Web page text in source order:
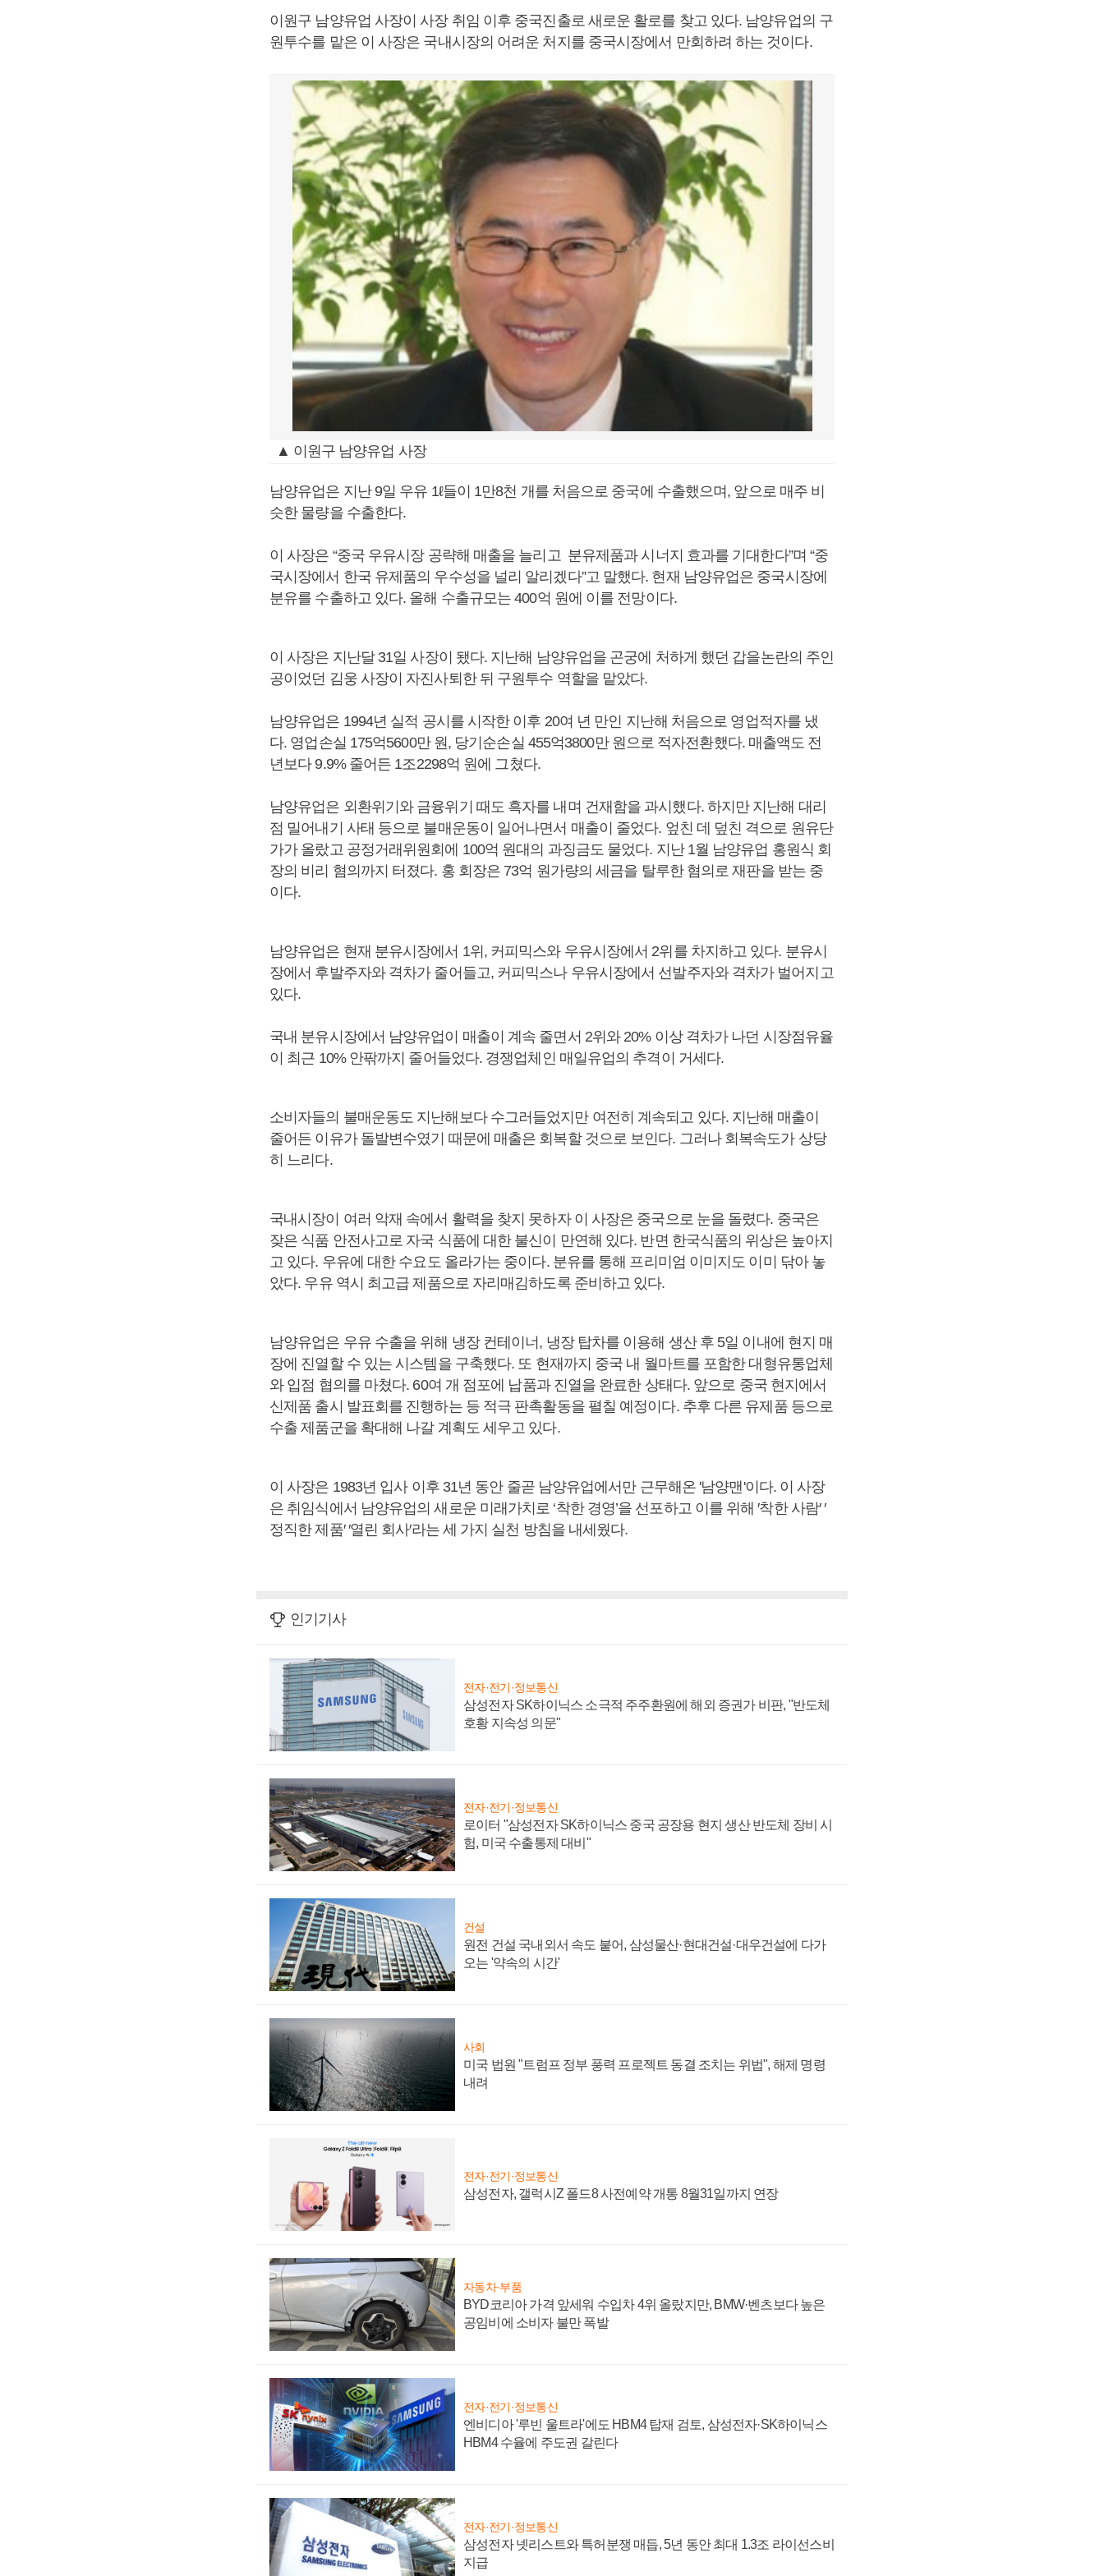
이원구 남양유업 사장이 사장 취임 이후 중국진출로 새로운 활로를 찾고 있다. 남양유업의 구
원투수를 맡은 이 사장은 국내시장의 어려운 처지를 중국시장에서 만회하려 하는 것이다.
▲ 이원구 남양유업 사장
남양유업은 지난 9일 우유 1ℓ들이 1만8천 개를 처음으로 중국에 수출했으며, 앞으로 매주 비
슷한 물량을 수출한다.
이 사장은 “중국 우유시장 공략해 매출을 늘리고 분유제품과 시너지 효과를 기대한다”며 “중
국시장에서 한국 유제품의 우수성을 널리 알리겠다”고 말했다. 현재 남양유업은 중국시장에
분유를 수출하고 있다. 올해 수출규모는 400억 원에 이를 전망이다.
이 사장은 지난달 31일 사장이 됐다. 지난해 남양유업을 곤궁에 처하게 했던 갑을논란의 주인
공이었던 김웅 사장이 자진사퇴한 뒤 구원투수 역할을 맡았다.
남양유업은 1994년 실적 공시를 시작한 이후 20여 년 만인 지난해 처음으로 영업적자를 냈
다. 영업손실 175억5600만 원, 당기순손실 455억3800만 원으로 적자전환했다. 매출액도 전
년보다 9.9% 줄어든 1조2298억 원에 그쳤다.
남양유업은 외환위기와 금융위기 때도 흑자를 내며 건재함을 과시했다. 하지만 지난해 대리
점 밀어내기 사태 등으로 불매운동이 일어나면서 매출이 줄었다. 엎친 데 덮친 격으로 원유단
가가 올랐고 공정거래위원회에 100억 원대의 과징금도 물었다. 지난 1월 남양유업 홍원식 회
장의 비리 혐의까지 터졌다. 홍 회장은 73억 원가량의 세금을 탈루한 혐의로 재판을 받는 중
이다.
남양유업은 현재 분유시장에서 1위, 커피믹스와 우유시장에서 2위를 차지하고 있다. 분유시
장에서 후발주자와 격차가 줄어들고, 커피믹스나 우유시장에서 선발주자와 격차가 벌어지고
있다.
국내 분유시장에서 남양유업이 매출이 계속 줄면서 2위와 20% 이상 격차가 나던 시장점유율
이 최근 10% 안팎까지 줄어들었다. 경쟁업체인 매일유업의 추격이 거세다.
소비자들의 불매운동도 지난해보다 수그러들었지만 여전히 계속되고 있다. 지난해 매출이
줄어든 이유가 돌발변수였기 때문에 매출은 회복할 것으로 보인다. 그러나 회복속도가 상당
히 느리다.
국내시장이 여러 악재 속에서 활력을 찾지 못하자 이 사장은 중국으로 눈을 돌렸다. 중국은
잦은 식품 안전사고로 자국 식품에 대한 불신이 만연해 있다. 반면 한국식품의 위상은 높아지
고 있다. 우유에 대한 수요도 올라가는 중이다. 분유를 통해 프리미엄 이미지도 이미 닦아 놓
았다. 우유 역시 최고급 제품으로 자리매김하도록 준비하고 있다.
남양유업은 우유 수출을 위해 냉장 컨테이너, 냉장 탑차를 이용해 생산 후 5일 이내에 현지 매
장에 진열할 수 있는 시스템을 구축했다. 또 현재까지 중국 내 월마트를 포함한 대형유통업체
와 입점 협의를 마쳤다. 60여 개 점포에 납품과 진열을 완료한 상태다. 앞으로 중국 현지에서
신제품 출시 발표회를 진행하는 등 적극 판촉활동을 펼칠 예정이다. 추후 다른 유제품 등으로
수출 제품군을 확대해 나갈 계획도 세우고 있다.
이 사장은 1983년 입사 이후 31년 동안 줄곧 남양유업에서만 근무해온 '남양맨'이다. 이 사장
은 취임식에서 남양유업의 새로운 미래가치로 ‘착한 경영’을 선포하고 이를 위해 ′착한 사람′ ′
정직한 제품′ ′열린 회사′라는 세 가지 실천 방침을 내세웠다.
인기기사
전자·전기·정보통신
삼성전자 SK하이닉스 소극적 주주환원에 해외 증권가 비판, "반도체
호황 지속성 의문"
전자·전기·정보통신
로이터 "삼성전자 SK하이닉스 중국 공장용 현지 생산 반도체 장비 시
험, 미국 수출통제 대비"
건설
원전 건설 국내외서 속도 붙어, 삼성물산·현대건설·대우건설에 다가
오는 '약속의 시간'
사회
미국 법원 "트럼프 정부 풍력 프로젝트 동결 조치는 위법", 해제 명령
내려
전자·전기·정보통신
삼성전자, 갤럭시Z 폴드8 사전예약 개통 8월31일까지 연장
자동차·부품
BYD코리아 가격 앞세워 수입차 4위 올랐지만, BMW·벤츠보다 높은
공임비에 소비자 불만 폭발
전자·전기·정보통신
엔비디아 '루빈 울트라'에도 HBM4 탑재 검토, 삼성전자·SK하이닉스
HBM4 수율에 주도권 갈린다
전자·전기·정보통신
삼성전자 넷리스트와 특허분쟁 매듭, 5년 동안 최대 1.3조 라이선스비
지급